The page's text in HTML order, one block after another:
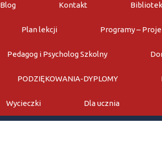
Blog Kontakt
Plan lekcji Programy –
Pedagog i Psycholog Szkolny
PODZIĘKOWANIA-DYPLOMY
Wycieczki Dla ucznia